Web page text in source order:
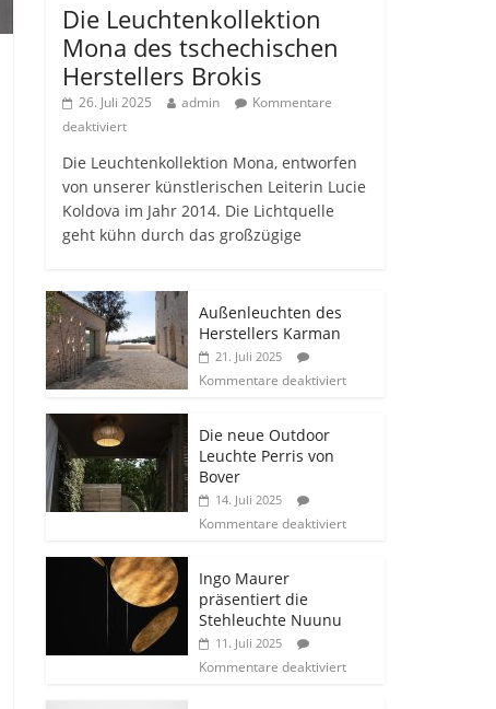
Die Leuchtenkollektion
Mona des tschechischen
Herstellers Brokis
26. Juli 2025 admin
Kommentare
deaktiviert
Die Leuchtenkollektion Mona, entworfen
von unserer künstlerischen Leiterin Lucie
Koldova im Jahr 2014. Die Lichtquelle
geht kühn durch das großzügige
Außenleuchten des
Herstellers Karman
21. Juli 2025
Kommentare deaktiviert
Die neue Outdoor
Leuchte Perris von
Bover
14. Juli 2025
Kommentare deaktiviert
Ingo Maurer
präsentiert die
Stehleuchte Nuunu
11. Juli 2025
Kommentare deaktiviert